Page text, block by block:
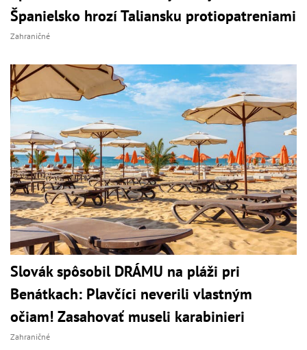
Španielsko hrozí Taliansku protiopatreniami
Zahraničné
Slovák spôsobil DRÁMU na pláži pri
Benátkach: Plavčíci neverili vlastným
očiam! Zasahovať museli karabinieri
Zahraničné